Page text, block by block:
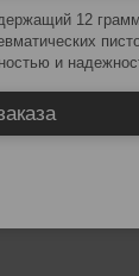
12 грамм
и